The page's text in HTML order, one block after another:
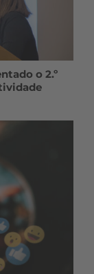
o 2.º